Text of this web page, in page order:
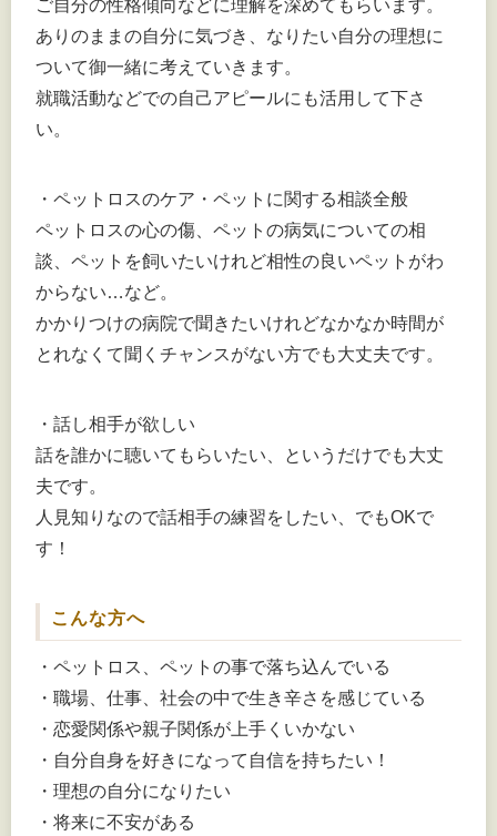
ご自分の性格傾向などに理解を深めてもらいます。
ありのままの自分に気づき、なりたい自分の理想に
ついて御一緒に考えていきます。
就職活動などでの自己アピールにも活用して下さ
い。
・ペットロスのケア・ペットに関する相談全般
ペットロスの心の傷、ペットの病気についての相
談、ペットを飼いたいけれど相性の良いペットがわ
からない…など。
かかりつけの病院で聞きたいけれどなかなか時間が
とれなくて聞くチャンスがない方でも大丈夫です。
・話し相手が欲しい
話を誰かに聴いてもらいたい、というだけでも大丈
夫です。
人見知りなので話相手の練習をしたい、でもOKで
す！
こんな方へ
・ペットロス、ペットの事で落ち込んでいる
・職場、仕事、社会の中で生き辛さを感じている
・恋愛関係や親子関係が上手くいかない
・自分自身を好きになって自信を持ちたい！
・理想の自分になりたい
・将来に不安がある